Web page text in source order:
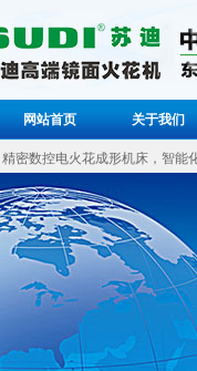
网站首页 关于我们
精密数控电火花成形机床，智能